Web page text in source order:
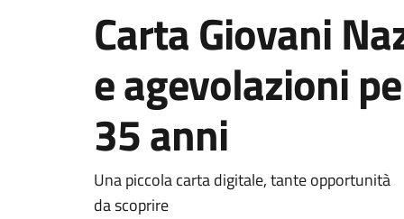
Carta Giovani
e agevolazioni
35 anni
Una piccola carta digitale, tante opportunità
da scoprire